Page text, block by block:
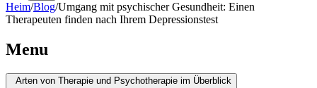
Heim/Blog/Umgang mit psychischer Gesundheit: Einen
Therapeuten finden nach Ihrem Depressionstest
Menu
Arten von Therapie und Psychotherapie im Überblick